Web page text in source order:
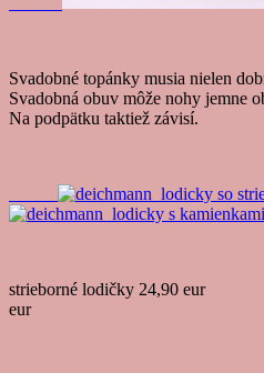
Svadobné topánky musia nielen
Svadobná obuv môže nohy jemne
Na podpätku taktiež závisí.
strieborné lodičky 24,90 eur
eur